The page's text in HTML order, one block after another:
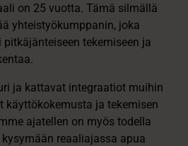
on 25 vuotta. Tämä silmällä
yhteistyökumppanin, joka
tekemiseen ja
ja kattavat integraatiot muihin
käyttökokemusta ja tekemisen
ajatellen on myös todella
reaaliajassa apua